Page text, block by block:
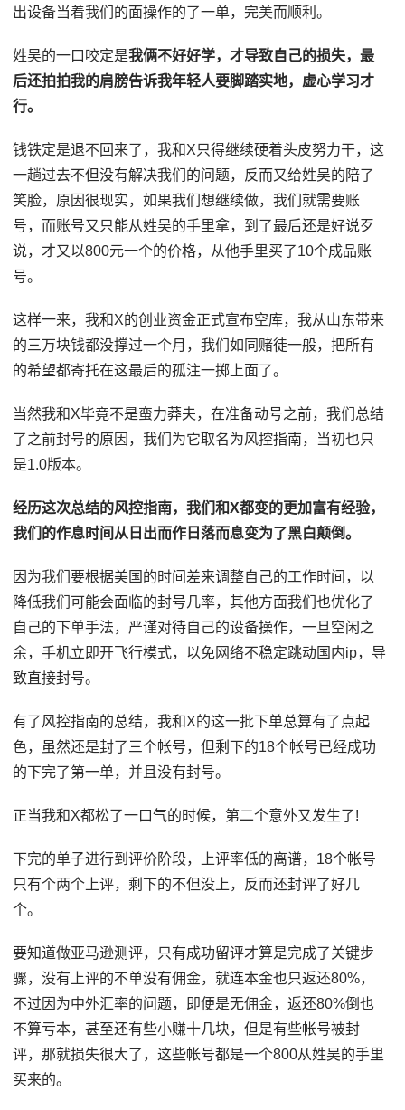
出设备当着我们的面操作的了一单，完美而顺利。
姓吴的一口咬定是我俩不好好学，才导致自己的损失，最
后还拍拍我的肩膀告诉我年轻人要脚踏实地，虚心学习才
行。
钱铁定是退不回来了，我和X只得继续硬着头皮努力干，这
一趟过去不但没有解决我们的问题，反而又给姓吴的陪了
笑脸，原因很现实，如果我们想继续做，我们就需要账
号，而账号又只能从姓吴的手里拿，到了最后还是好说歹
说，才又以800元一个的价格，从他手里买了10个成品账
号。
这样一来，我和X的创业资金正式宣布空库，我从山东带来
的三万块钱都没撑过一个月，我们如同赌徒一般，把所有
的希望都寄托在这最后的孤注一掷上面了。
当然我和X毕竟不是蛮力莽夫，在准备动号之前，我们总结
了之前封号的原因，我们为它取名为风控指南，当初也只
是1.0版本。
经历这次总结的风控指南，我们和X都变的更加富有经验，
我们的作息时间从日出而作日落而息变为了黑白颠倒。
因为我们要根据美国的时间差来调整自己的工作时间，以
降低我们可能会面临的封号几率，其他方面我们也优化了
自己的下单手法，严谨对待自己的设备操作，一旦空闲之
余，手机立即开飞行模式，以免网络不稳定跳动国内ip，导
致直接封号。
有了风控指南的总结，我和X的这一批下单总算有了点起
色，虽然还是封了三个帐号，但剩下的18个帐号已经成功
的下完了第一单，并且没有封号。
正当我和X都松了一口气的时候，第二个意外又发生了!
下完的单子进行到评价阶段，上评率低的离谱，18个帐号
只有个两个上评，剩下的不但没上，反而还封评了好几
个。
要知道做亚马逊测评，只有成功留评才算是完成了关键步
骤，没有上评的不单没有佣金，就连本金也只返还80%，
不过因为中外汇率的问题，即便是无佣金，返还80%倒也
不算亏本，甚至还有些小赚十几块，但是有些帐号被封
评，那就损失很大了，这些帐号都是一个800从姓吴的手里
买来的。